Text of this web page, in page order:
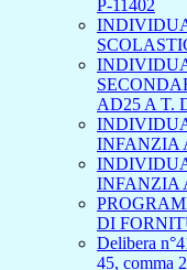
P-11402
AD25 A T.
INFANZIA
INFANZIA
DI
Delibera
45, comma